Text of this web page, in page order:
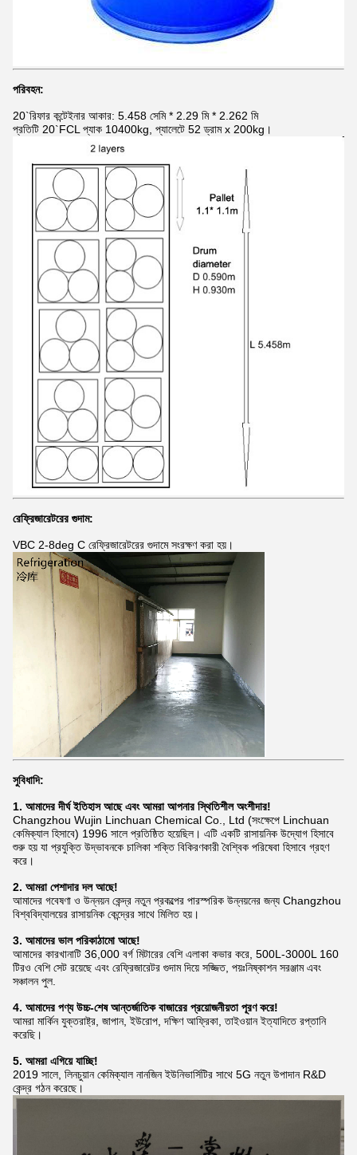
পরিবহন:
20`রিফার কন্টেইনার আকার: 5.458 সেমি * 2.29 মি * 2.262 মি
প্রতিটি 20`FCL প্যাক 10400kg, প্যালেটে 52 ড্রাম x 200kg।
রেফ্রিজারেটরের গুদাম:
VBC 2-8deg C রেফ্রিজারেটরের গুদামে সংরক্ষণ করা হয়।
সুবিধাদি:
1. আমাদের দীর্ঘ ইতিহাস আছে এবং আমরা আপনার স্থিতিশীল অংশীদার!
Changzhou Wujin Linchuan Chemical Co., Ltd (সংক্ষেপে Linchuan
কেমিক্যাল হিসাবে) 1996 সালে প্রতিষ্ঠিত হয়েছিল। এটি একটি রাসায়নিক উদ্যোগ হিসাবে
শুরু হয় যা প্রযুক্তি উদ্ভাবনকে চালিকা শক্তি বিকিরণকারী বৈশ্বিক পরিষেবা হিসাবে গ্রহণ
করে।
2. আমরা পেশাদার দল আছে!
আমাদের গবেষণা ও উন্নয়ন কেন্দ্র নতুন প্রকল্পের পারস্পরিক উন্নয়নের জন্য Changzhou
বিশ্ববিদ্যালয়ের রাসায়নিক কেন্দ্রের সাথে মিলিত হয়।
3. আমাদের ভাল পরিকাঠামো আছে!
আমাদের কারখানাটি 36,000 বর্গ মিটারের বেশি এলাকা কভার করে, 500L-3000L 160
টিরও বেশি সেট রয়েছে এবং রেফ্রিজারেটর গুদাম দিয়ে সজ্জিত, পয়ঃনিষ্কাশন সরঞ্জাম এবং
সঞ্চালন পুল.
4. আমাদের পণ্য উচ্চ-শেষ আন্তর্জাতিক বাজারের প্রয়োজনীয়তা পূরণ করে!
আমরা মার্কিন যুক্তরাষ্ট্র, জাপান, ইউরোপ, দক্ষিণ আফ্রিকা, তাইওয়ান ইত্যাদিতে রপ্তানি
করেছি।
5. আমরা এগিয়ে যাচ্ছি!
2019 সালে, লিনচুয়ান কেমিক্যাল নানজিন ইউনিভার্সিটির সাথে 5G নতুন উপাদান R&D
কেন্দ্র গঠন করেছে।